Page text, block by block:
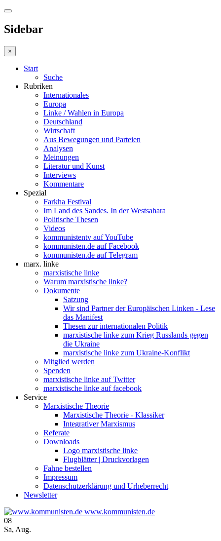
Sidebar
×
Start
Suche
Rubriken
Internationales
Europa
Linke / Wahlen in Europa
Deutschland
Wirtschaft
Aus Bewegungen und Parteien
Analysen
Meinungen
Literatur und Kunst
Interviews
Kommentare
Spezial
Farkha Festival
Im Land des Sandes. In der Westsahara
Politische Thesen
Videos
kommunistentv auf YouTube
kommunisten.de auf Facebook
kommunisten.de auf Telegram
marx. linke
marxistische linke
Warum marxistische linke?
Dokumente
Satzung
Wir sind Partner der Europäischen Linken - Lese
das Manifest
Thesen zur internationalen Politik
marxistische linke zum Krieg Russlands gegen
die Ukraine
marxistische linke zum Ukraine-Konflikt
Mitglied werden
Spenden
marxistische linke auf Twitter
marxistische linke auf facebook
Service
Marxistische Theorie
Marxistische Theorie - Klassiker
Integrativer Marxismus
Referate
Downloads
Logo marxistische linke
Flugblätter | Druckvorlagen
Fahne bestellen
Impressum
Datenschutzerklärung und Urheberrecht
Newsletter
www.kommunisten.de
08
Sa, Aug.